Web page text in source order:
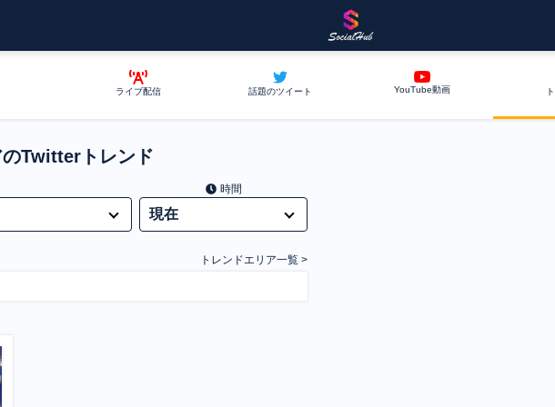
ライブ配信 話題のツイート YouTube動画
のTwitterトレンド
時間
トレンドエリア一覧 >